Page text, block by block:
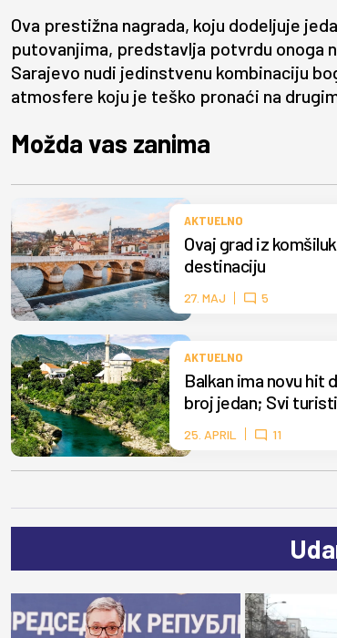
Ova prestižna nagrada, koju dodeljuje
putovanjima, predstavlja potvrdu onoga
Sarajevo nudi jedinstvenu kombinaciju
atmosfere koju je teško pronaći na
Možda vas zanima
AKTUELNO
Ovaj grad iz
destinaciju
27. MAJ 5
AKTUELNO
Balkan ima novu hit
broj jedan; Svi
25. APRIL 11